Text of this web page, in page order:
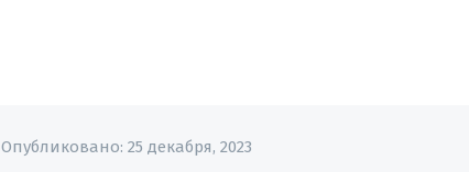
Опубликовано:25 декабря, 2023